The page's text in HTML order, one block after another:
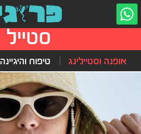
סטייל
אופנה וסטיילינג טיפוח והיגיינה